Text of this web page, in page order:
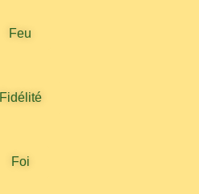
Feu
Fidélité
Foi